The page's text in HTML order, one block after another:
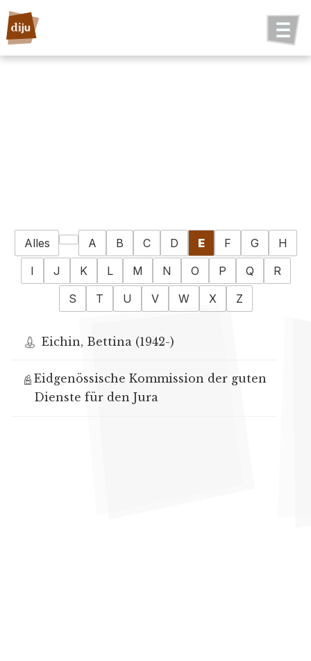
Alles A B C D E F G
H
I
J K L M N O P Q
R
S
T U V W X Z
Eichin, Bettina (1942-)
Eidgenössische Kommission der guten
Dienste für den Jura